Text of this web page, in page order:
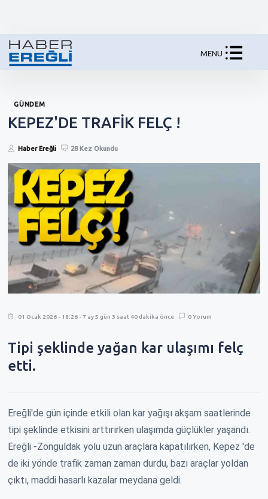
MENU
GÜNDEM
KEPEZ'DE TRAFİK FELÇ !
Haber Ereğli 28 Kez Okundu
01 Ocak 2026 - 18:26 - 7 ay 5 gün 3 saat 40 dakika önce 0 Yorum
Tipi şeklinde yağan kar ulaşımı felç
etti.
Ereğli'de gün içinde etkili olan kar yağışı akşam saatlerinde
tipi şeklinde etkisini arttırırken ulaşımda güçlükler yaşandı.
Ereğli -Zonguldak yolu uzun araçlara kapatılırken, Kepez 'de
de iki yönde trafik zaman zaman durdu, bazı araçlar yoldan
çıktı, maddi hasarlı kazalar meydana geldi.